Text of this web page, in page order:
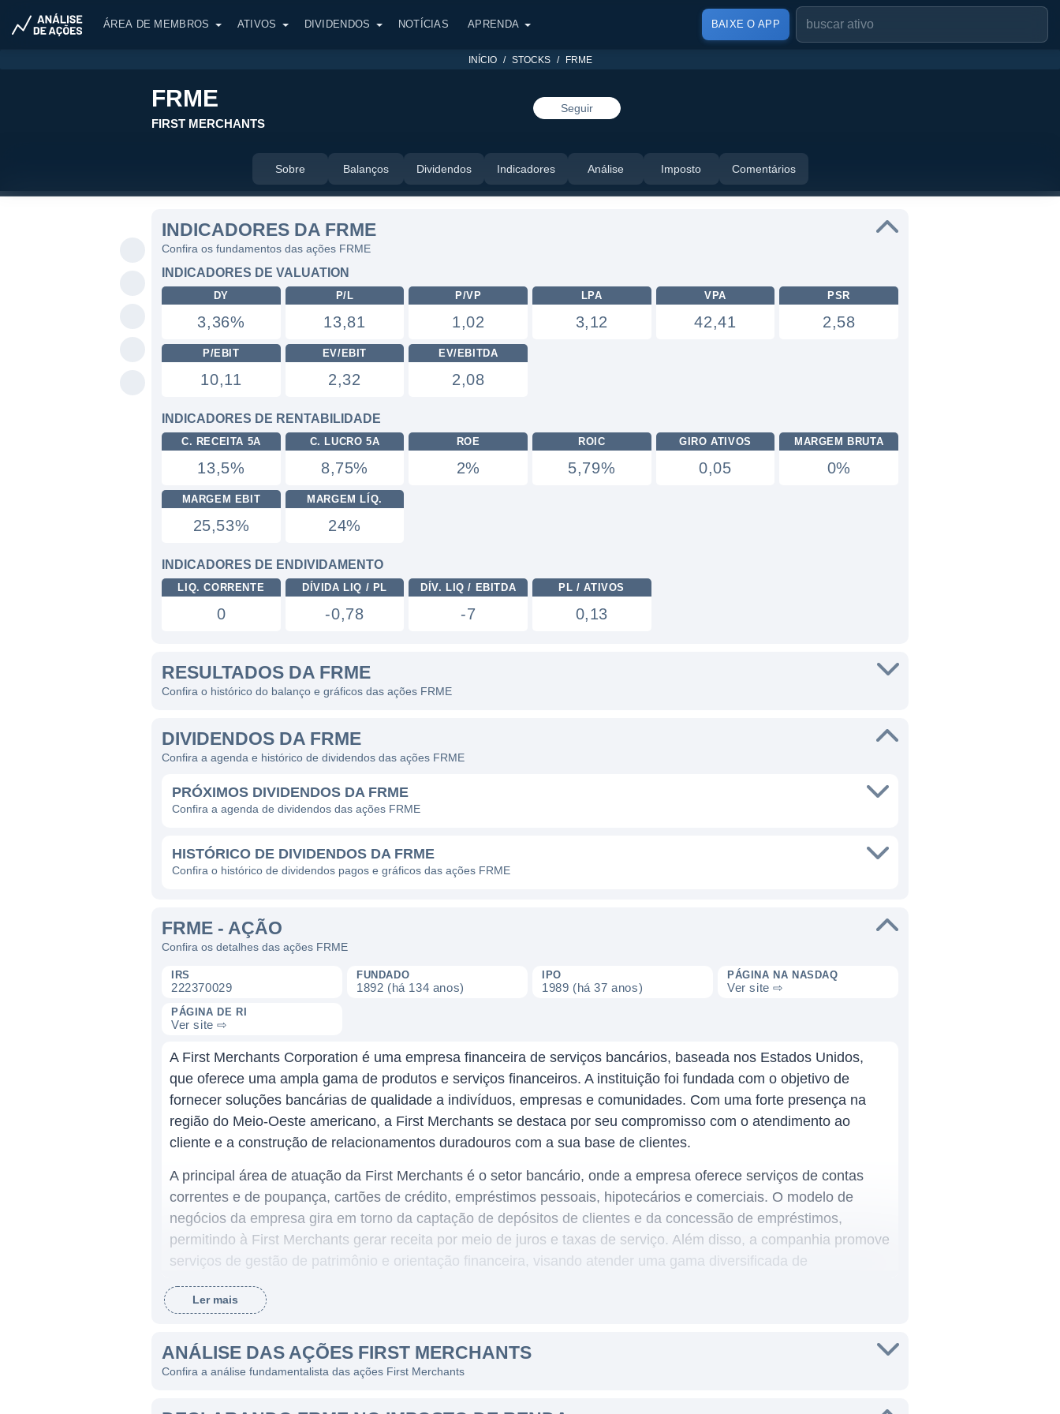
ÁREA DE MEMBROS ATIVOS DIVIDENDOS NOTÍCIAS APRENDA BAIXE O APP
INÍCIO STOCKS FRME
FRME
FIRST MERCHANTS
Seguir
Sobre Balanços Dividendos Indicadores Análise Imposto Comentários
INDICADORES DA FRME
Confira os fundamentos das ações FRME
INDICADORES DE VALUATION
DY
3,36%
P/L
13,81
P/VP
1,02
LPA
3,12
VPA
42,41
PSR
2,58
P/EBIT
10,11
EV/EBIT
2,32
EV/EBITDA
2,08
INDICADORES DE RENTABILIDADE
C. RECEITA 5A
13,5%
C. LUCRO 5A
8,75%
ROE
2%
ROIC
5,79%
GIRO ATIVOS
0,05
MARGEM BRUTA
0%
MARGEM EBIT
25,53%
MARGEM LÍQ.
24%
INDICADORES DE ENDIVIDAMENTO
LIQ. CORRENTE
0
DÍVIDA LIQ / PL
-0,78
DÍV. LIQ / EBITDA
-7
PL / ATIVOS
0,13
RESULTADOS DA FRME
Confira o histórico do balanço e gráficos das ações FRME
DIVIDENDOS DA FRME
Confira a agenda e histórico de dividendos das ações FRME
PRÓXIMOS DIVIDENDOS DA FRME
Confira a agenda de dividendos das ações FRME
HISTÓRICO DE DIVIDENDOS DA FRME
Confira o histórico de dividendos pagos e gráficos das ações FRME
FRME - AÇÃO
Confira os detalhes das ações FRME
IRS
222370029
FUNDADO
1892 (há 134 anos)
IPO
1989 (há 37 anos)
PÁGINA NA NASDAQ
Ver site ⇨
PÁGINA DE RI
Ver site ⇨
A First Merchants Corporation é uma empresa financeira de serviços bancários, baseada nos Estados Unidos,
que oferece uma ampla gama de produtos e serviços financeiros. A instituição foi fundada com o objetivo de
fornecer soluções bancárias de qualidade a indivíduos, empresas e comunidades. Com uma forte presença na
região do Meio-Oeste americano, a First Merchants se destaca por seu compromisso com o atendimento ao
cliente e a construção de relacionamentos duradouros com a sua base de clientes.
A principal área de atuação da First Merchants é o setor bancário, onde a empresa oferece serviços de contas
correntes e de poupança, cartões de crédito, empréstimos pessoais, hipotecários e comerciais. O modelo de
negócios da empresa gira em torno da captação de depósitos de clientes e da concessão de empréstimos,
permitindo à First Merchants gerar receita por meio de juros e taxas de serviço. Além disso, a companhia promove
serviços de gestão de patrimônio e orientação financeira, visando atender uma gama diversificada de
necessidades financeiras de seus clientes.
First Merchants opera como um banco regional que se destaca por oferecer serviços personalizados e de alta
qualidade. A empresa possui uma extensa rede de agências em diversos estados, proporcionando fácil acesso
Ler mais
ANÁLISE DAS AÇÕES FIRST MERCHANTS
Confira a análise fundamentalista das ações First Merchants